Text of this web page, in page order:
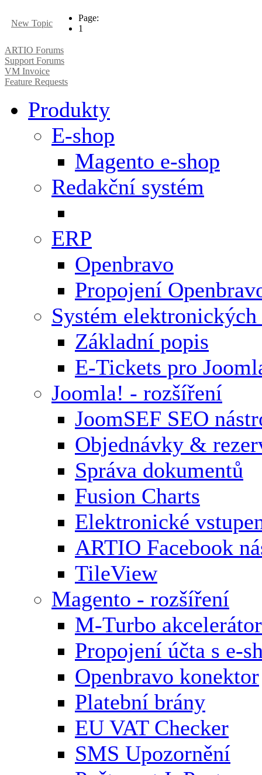
New Topic
Page:
1
ARTIO Forums
Support Forums
VM Invoice
Feature Requests
Produkty
E-shop
Magento e-shop
Redakční systém
ERP
Openbravo
Propojení
Systém elektronických
Základní popis
E-Tickets pro
Joomla! - rozšíření
JoomSEF SEO
Objednávky &
Správa dokumentů
Fusion Charts
Elektronické
ARTIO Facebook
TileView
Magento - rozšíření
M-Turbo akcelerátor
Propojení účta s e-
Openbravo konektor
Platební brány
EU VAT Checker
SMS Upozornění